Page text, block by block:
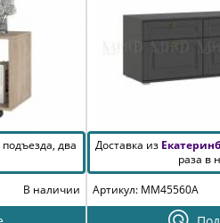
подъезда, два
В наличии
Доставка из
раза в
Артикул: MM45560A